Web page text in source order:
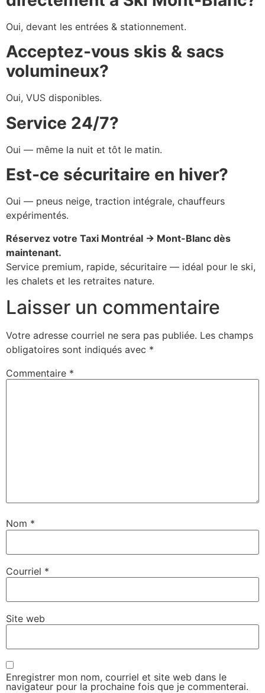
Oui, devant les entrées & stationnement.
Acceptez-vous skis & sacs
volumineux?
Oui, VUS disponibles.
Service 24/7?
Oui — même la nuit et tôt le matin.
Est-ce sécuritaire en hiver?
Oui — pneus neige, traction intégrale, chauffeurs
expérimentés.
Réservez votre Taxi Montréal → Mont-Blanc dès
maintenant.
Service premium, rapide, sécuritaire — idéal pour le ski,
les chalets et les retraites nature.
Laisser un commentaire
Votre adresse courriel ne sera pas publiée. Les champs
obligatoires sont indiqués avec *
Commentaire *
Nom *
Courriel *
Site web
Enregistrer mon nom, courriel et site web dans le
navigateur pour la prochaine fois que je commenterai.